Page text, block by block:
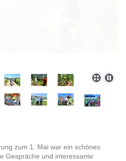
zum 1. Mai war ein schönes
Gespräche und interessante